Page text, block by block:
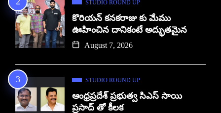
STUDIO ROUND UP
కొరియన్ కనకరాజు కు మేము
ఊహించిన దానికంటే అద్భుతమైన
August 7, 2026
STUDIO ROUND UP
ఆంధ్రప్రదేశ్ ప్రభుత్వ సిఎస్ సాయి
ప్రసాద్ తో కీలక